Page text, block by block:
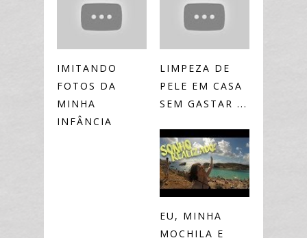
IMITANDO
FOTOS DA
MINHA
INFÂNCIA
LIMPEZA DE
PELE EM CASA
SEM GASTAR ...
EU, MINHA
MOCHILA E